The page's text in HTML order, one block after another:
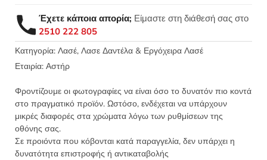
Έχετε κάποια απορία; Είμαστε στη διάθεσή σας στο
2510 222 805
Κατηγορία: Λασέ, Λασε Δαντέλα & Εργόχειρα Λασέ
Εταιρία: Αστήρ
Φροντίζουμε οι φωτογραφίες να είναι όσο το δυνατόν πιο κοντά
στο πραγματικό προϊόν. Ωστόσο, ενδέχεται να υπάρχουν
μικρές διαφορές στα χρώματα λόγω των ρυθμίσεων της
οθόνης σας.
Σε προιόντα που κόβονται κατά παραγγελία, δεν υπάρχει η
δυνατότητα επιστροφής ή αντικαταβολής